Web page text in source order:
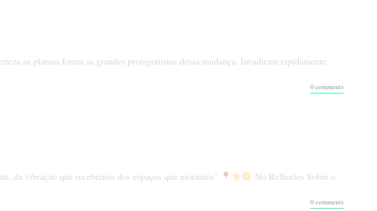
as plantas foram as grandes protagonistas dessa mudança. Invadiram rapidamente
0 comments
da vibração que recebemos dos espaços que moramos"
No Reflexões Sobre o
0 comments